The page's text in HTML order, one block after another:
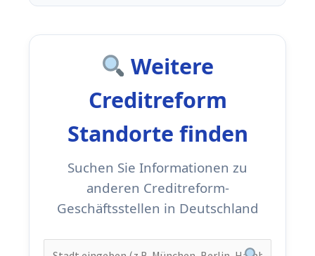
Weitere
Creditreform
Standorte finden
Suchen Sie Informationen zu
anderen Creditreform-
Geschäftsstellen in Deutschland